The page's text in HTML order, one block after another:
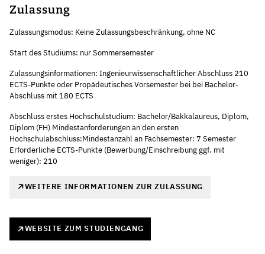
Zulassung
Zulassungsmodus: Keine Zulassungsbeschränkung, ohne NC
Start des Studiums: nur Sommersemester
Zulassungsinformationen: Ingenieurwissenschaftlicher Abschluss 210
ECTS-Punkte oder Propädeutisches Vorsemester bei bei Bachelor-
Abschluss mit 180 ECTS
Abschluss erstes Hochschulstudium: Bachelor/Bakkalaureus, Diplom,
Diplom (FH) Mindestanforderungen an den ersten
Hochschulabschluss:Mindestanzahl an Fachsemester: 7 Semester
Erforderliche ECTS-Punkte (Bewerbung/Einschreibung ggf. mit
weniger): 210
WEITERE INFORMATIONEN ZUR ZULASSUNG
WEBSITE ZUM STUDIENGANG